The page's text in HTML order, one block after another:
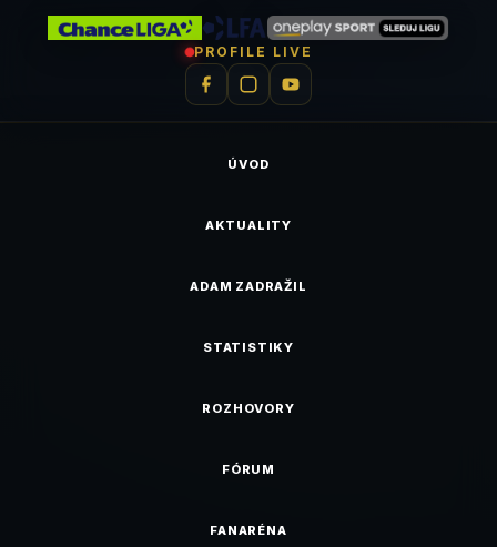
PROFILE LIVE
ÚVOD
AKTUALITY
ADAM ZADRAŽIL
STATISTIKY
ROZHOVORY
FÓRUM
FANARÉNA